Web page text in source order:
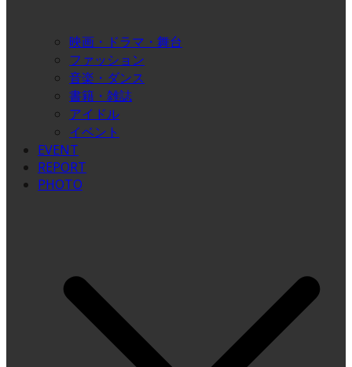
映画・ドラマ・舞台
ファッション
音楽・ダンス
書籍・雑誌
アイドル
イベント
EVENT
REPORT
PHOTO